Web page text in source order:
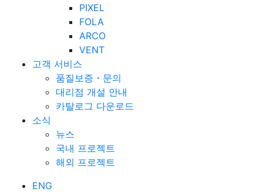
PIXEL
FOLA
ARCO
VENT
고객 서비스
품질보증・문의
대리점 개설 안내
카탈로그 다운로드
소식
뉴스
국내 프로젝트
해외 프로젝트
ENG